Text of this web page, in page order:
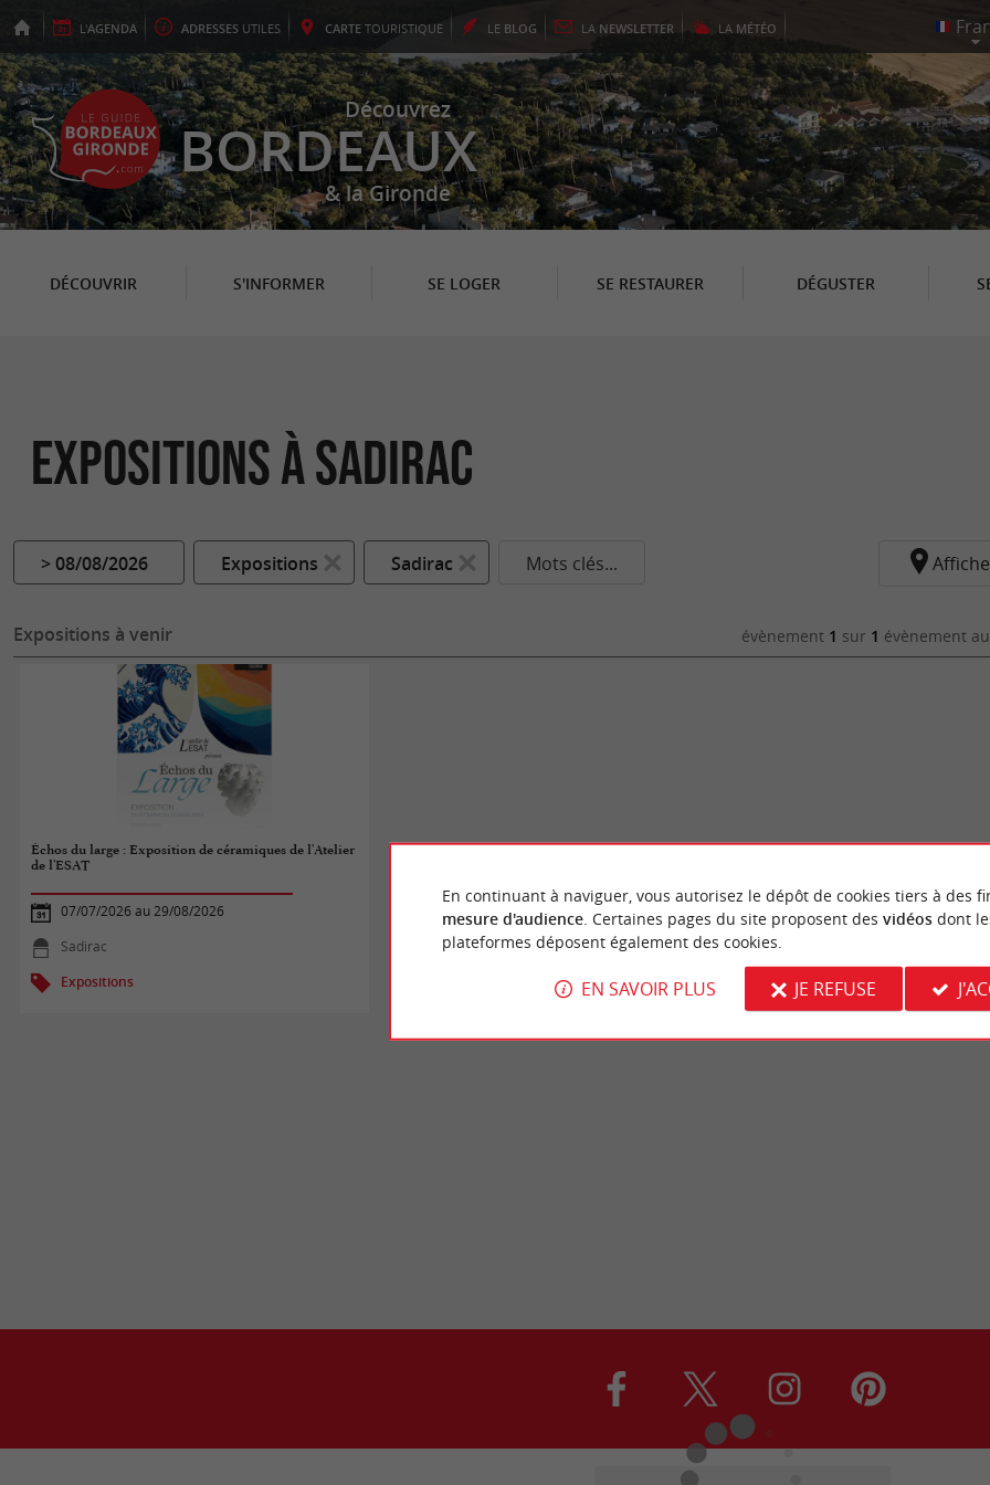
L'AGENDA ADRESSES UTILES CARTE TOURISTIQUE LE BLOG LA NEWSLETTER LA MÉTÉO
Découvrez
BORDEAUX
& la Gironde
DÉCOUVRIR S'INFORMER SE LOGER SE RESTAURER DÉGUSTER
Expositions à Sadirac
> 08/08/2026 Expositions Sadirac Mots clés...
Expositions à venir évènement 1 sur 1 évènement
Échos du large : Exposition de céramiques de l'Atelier
de l'ESAT
07/07/2026 au 29/08/2026
Sadirac
Expositions
En continuant à naviguer, vous autorisez le dépôt de cookies tiers à des
mesure d'audience. Certaines pages du site proposent des vidéosdont
plateformes déposent également des cookies.
EN SAVOIR PLUS JE REFUSE